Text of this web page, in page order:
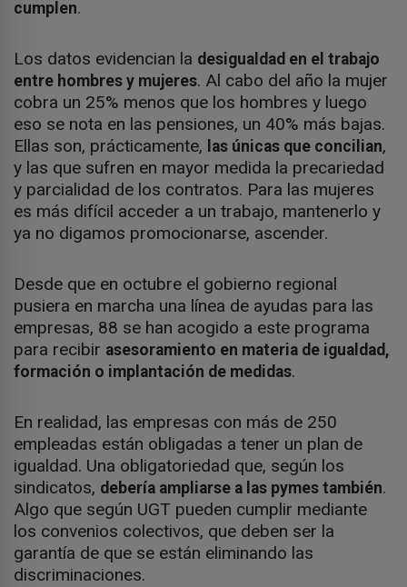
cumplen.
Los datos evidencian la desigualdad en el trabajo
entre hombres y mujeres. Al cabo del año la mujer
cobra un 25% menos que los hombres y luego
eso se nota en las pensiones, un 40% más bajas.
Ellas son, prácticamente, las únicas que concilian,
y las que sufren en mayor medida la precariedad
y parcialidad de los contratos. Para las mujeres
es más difícil acceder a un trabajo, mantenerlo y
ya no digamos promocionarse, ascender.
Desde que en octubre el gobierno regional
pusiera en marcha una línea de ayudas para las
empresas, 88 se han acogido a este programa
para recibir asesoramiento en materia de igualdad,
formación o implantación de medidas.
En realidad, las empresas con más de 250
empleadas están obligadas a tener un plan de
igualdad. Una obligatoriedad que, según los
sindicatos, debería ampliarse a las pymes también.
Algo que según UGT pueden cumplir mediante
los convenios colectivos, que deben ser la
garantía de que se están eliminando las
discriminaciones.